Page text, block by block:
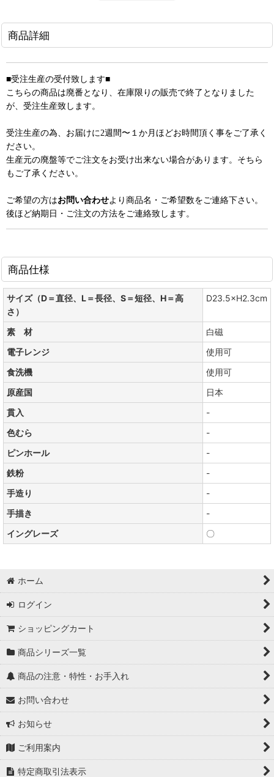
商品詳細
■受注生産の受付致します■
こちらの商品は廃番となり、在庫限りの販売で終了となりました
が、受注生産致します。
受注生産の為、お届けに2週間〜１か月ほどお時間頂く事をご了承く
ださい。
生産元の廃盤等でご注文をお受け出来ない場合があります。そちら
もご了承ください。
ご希望の方はお問い合わせより商品名・ご希望数をご連絡下さい。
後ほど納期日・ご注文の方法をご連絡致します。
商品仕様
サイズ（D＝直径、L＝長径、S＝短径、H＝高
さ）
D23.5×H2.3cm
素 材
白磁
電子レンジ
使用可
食洗機
使用可
原産国
日本
貫入
-
色むら
-
ピンホール
-
鉄粉
-
手造り
-
手描き
-
イングレーズ
〇
ホーム
ログイン
ショッピングカート
商品シリーズ一覧
商品の注意・特性・お手入れ
お問い合わせ
お知らせ
ご利用案内
特定商取引法表示